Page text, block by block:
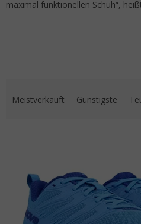
maximal funktionellen Schuh“,
Meistverkauft Günstigste